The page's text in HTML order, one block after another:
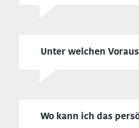
Unter welchen
Wo kann ich das